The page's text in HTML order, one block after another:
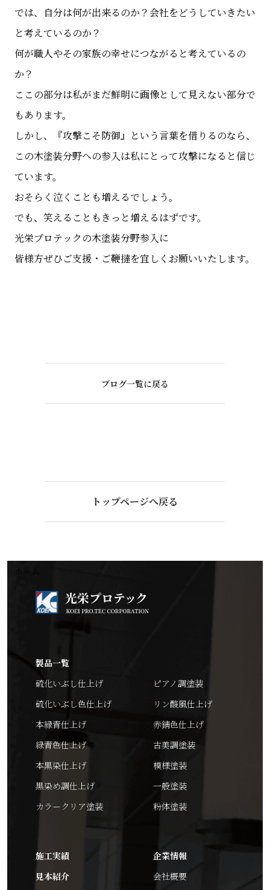
では、自分は何が出来るのか？会社をどうしていきたい
と考えているのか？
何が職人やその家族の幸せにつながると考えているの
か？
ここの部分は私がまだ鮮明に画像として見えない部分で
もあります。
しかし、『攻撃こそ防御』という言葉を借りるのなら、
この木塗装分野への参入は私にとって攻撃になると信じ
ています。
おそらく泣くことも増えるでしょう。
でも、笑えることもきっと増えるはずです。
光栄プロテックの木塗装分野参入に
皆様方ぜひご支援・ご鞭撻を宜しくお願いいたします。
ブログ一覧に戻る
トップページへ戻る
製品一覧
硫化いぶし仕上げ
硫化いぶし色仕上げ
本緑青仕上げ
緑青色仕上げ
本黒染仕上げ
黒染め調仕上げ
カラークリア塗装
ピアノ調塗装
リン酸風仕上げ
赤錆色仕上げ
古美調塗装
模様塗装
一般塗装
粉体塗装
施工実績
見本紹介
企業情報
会社概要